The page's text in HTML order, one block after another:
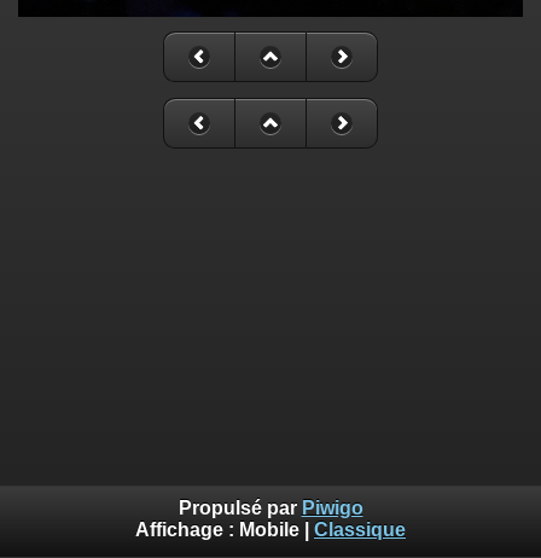
Propulsé par Piwigo
Affichage : Mobile Classique